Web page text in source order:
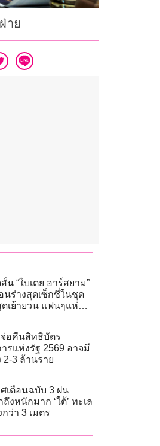
าย
น “ใบเตย อาร์สยาม”
นร่างสุดเซ็กซี่ในชุด
เย้ายวน แฟนๆแห่
อคืนสิทธิบัตร
รแห่งรัฐ 2569 อาจมี
2-3 ล้านราย
เตือนฉบับ 3 ฝน
งหนักมาก ‘ใต้’ ทะเล
ว่า 3 เมตร